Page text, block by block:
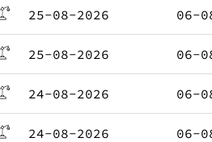
25-08-2026 06-
25-08-2026 06-
24-08-2026 06-
24-08-2026 06-